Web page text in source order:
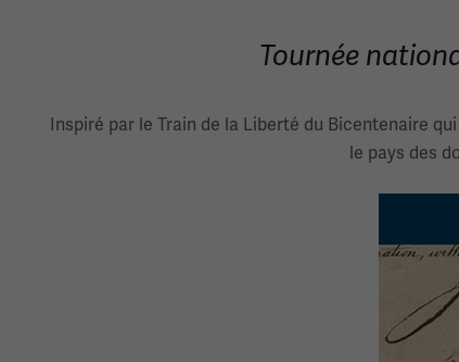
Tournée
Inspiré par le Train de la Liberté du Bicentenaire
le pays des